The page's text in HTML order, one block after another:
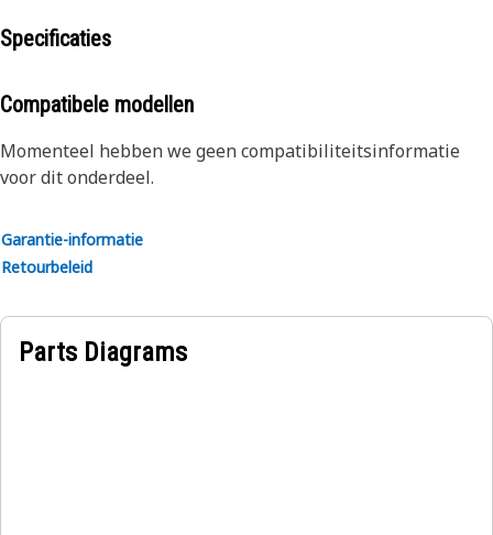
Specificaties
Compatibele modellen
Momenteel hebben we geen compatibiliteitsinformatie
voor dit onderdeel.
Garantie-informatie
Retourbeleid
Parts Diagrams